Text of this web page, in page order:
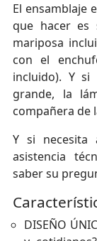
El ensamblaje
que hacer es
mariposa
con el
incluido). Y
grande, la
compañera de
Y si necesita
asistencia
saber su
DISEÑO